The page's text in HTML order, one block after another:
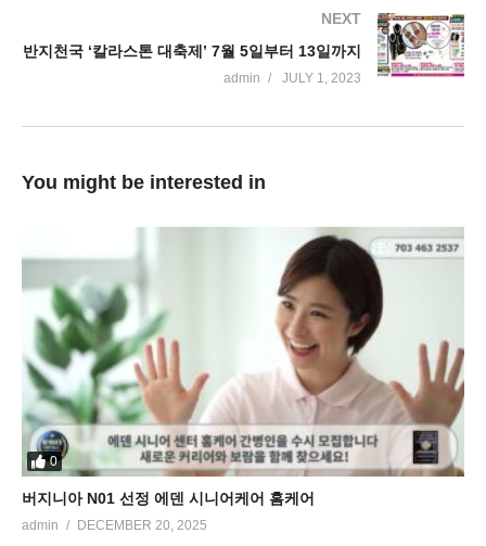
NEXT
반지천국 ‘칼라스톤 대축제’ 7월 5일부터 13일까지
admin JULY 1, 2023
You might be interested in
0
버지니아 N01 선정 에덴 시니어케어 홈케어
admin DECEMBER 20, 2025